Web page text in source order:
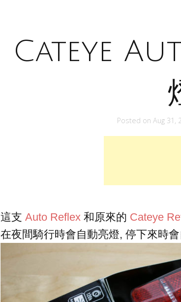
Cateye
Posted on Aug 31,
這支 Auto Reflex 和原來的 Cateye
在夜間騎行時會自動亮燈, 停下來時